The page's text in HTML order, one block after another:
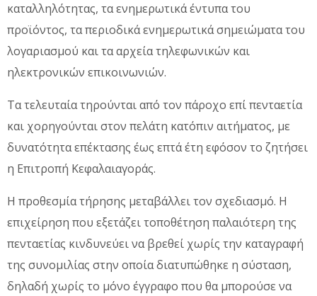
καταλληλότητας, τα ενημερωτικά έντυπα του
προϊόντος, τα περιοδικά ενημερωτικά σημειώματα του
λογαριασμού και τα αρχεία τηλεφωνικών και
ηλεκτρονικών επικοινωνιών.
Τα τελευταία τηρούνται από τον πάροχο επί πενταετία
και χορηγούνται στον πελάτη κατόπιν αιτήματος, με
δυνατότητα επέκτασης έως επτά έτη εφόσον το ζητήσει
η Επιτροπή Κεφαλαιαγοράς.
Η προθεσμία τήρησης μεταβάλλει τον σχεδιασμό. Η
επιχείρηση που εξετάζει τοποθέτηση παλαιότερη της
πενταετίας κινδυνεύει να βρεθεί χωρίς την καταγραφή
της συνομιλίας στην οποία διατυπώθηκε η σύσταση,
δηλαδή χωρίς το μόνο έγγραφο που θα μπορούσε να